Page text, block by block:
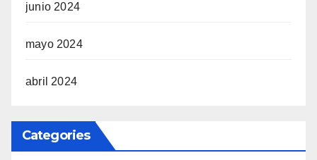
junio 2024
mayo 2024
abril 2024
Categories